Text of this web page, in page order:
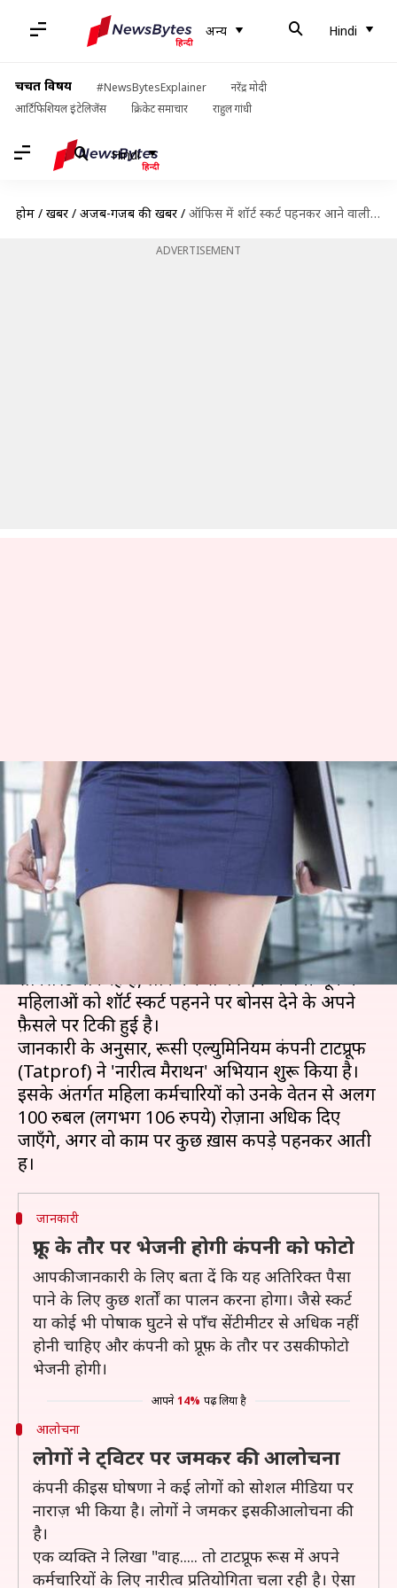
अन्य Hindi
चर्चित विषय #NewsBytesExplainer
नरेंद्र मोदी
आर्टिफिशियल इंटेलिजेंस
क्रिकेट समाचार राहुल गांधी
Hindi
होम / खबरें / अजब-गजब की खबरें / ऑफिस में शॉर्ट स्कर्ट पहनकर आने वाली महिलाओं को बोनस देगी यह कंपनी
ADVERTISEMENT
ऑफिस में शॉर्ट स्कर्ट पहनकर आने
वाली महिलाओं को बोनस देगी यह
कंपनी
लेखन प्रदीप मौर्य
क्या है खबर?
सोशल मीडिया पर भले ही लोग इस कदम को घृणित और
सेक्सिस्ट मान रहे हैं, लेकिन रूस की एक कंपनी जून में
महिलाओं को शॉर्ट स्कर्ट पहनने पर बोनस देने के अपने
फ़ैसले पर टिकी हुई है।
जानकारी के अनुसार, रूसी एल्युमिनियम कंपनी टाटप्रूफ
(Tatprof) ने 'नारीत्व मैराथन' अभियान शुरू किया है।
इसके अंतर्गत महिला कर्मचारियों को उनके वेतन से अलग
100 रुबल (लगभग 106 रुपये) रोज़ाना अधिक दिए
जाएँगे, अगर वो काम पर कुछ ख़ास कपड़े पहनकर आती
जानकारी
प्रूफ़ के तौर पर भेजनी होगी कंपनी को फोटो
आपकी जानकारी के लिए बता दें कि यह अतिरिक्त पैसा
पाने के लिए कुछ शर्तों का पालन करना होगा। जैसे स्कर्ट
या कोई भी पोषाक घुटने से पाँच सेंटीमीटर से अधिक नहीं
होनी चाहिए और कंपनी को प्रूफ़ के तौर पर उसकी फोटो
भेजनी होगी।
आपने 14% पढ़ लिया है
आलोचना
लोगों ने ट्विटर पर जमकर की आलोचना
कंपनी की इस घोषणा ने कई लोगों को सोशल मीडिया पर
नाराज़ भी किया है। लोगों ने जमकर इसकी आलोचना की
है।
एक व्यक्ति ने लिखा "वाह..... तो टाटप्रूफ रूस में अपने
कर्मचारियों के लिए नारीत्व प्रतियोगिता चला रही है। ऐसा